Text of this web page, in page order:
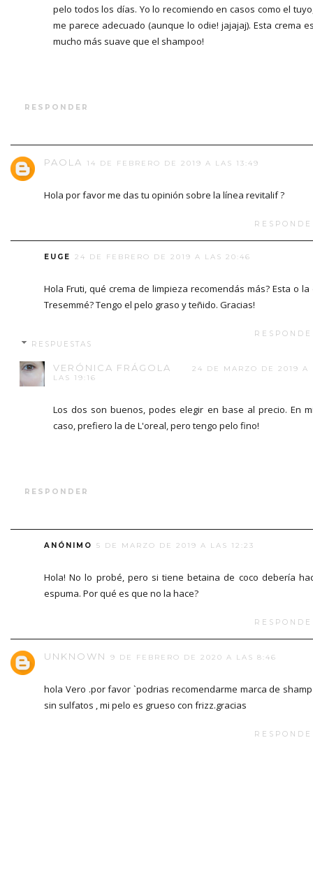
pelo todos los días. Yo lo recomiendo en casos como el
me parece adecuado (aunque lo odie! jajajaj). Esta crema
mucho más suave que el shampoo!
RESPONDER
PAOLA 14 DE FEBRERO DE 2019 A LAS 13:49
Hola por favor me das tu opinión sobre la línea revitalif ?
EUGE 24 DE FEBRERO DE 2019 A LAS 20:46
Hola Fruti, qué crema de limpieza recomendás más? Esta o la
Tresemmé? Tengo el pelo graso y teñido. Gracias!
RESPUESTAS
VERÓNICA FRÁGOLA
24 DE MARZO DE 2019 A
LAS 19:16
Los dos son buenos, podes elegir en base al precio. En
caso, prefiero la de L'oreal, pero tengo pelo fino!
RESPONDER
ANÓNIMO 5 DE MARZO DE 2019 A LAS 12:23
Hola! No lo probé, pero si tiene betaina de coco debería
espuma. Por qué es que no la hace?
UNKNOWN 9 DE FEBRERO DE 2020 A LAS 8:46
hola Vero .por favor `podrias recomendarme marca de
sin sulfatos , mi pelo es grueso con frizz.gracias